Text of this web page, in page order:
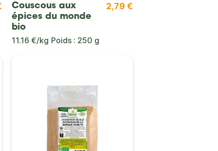
Couscous aux
épices du monde
bio
2,79 €
11.16 €/kg Poids : 250 g